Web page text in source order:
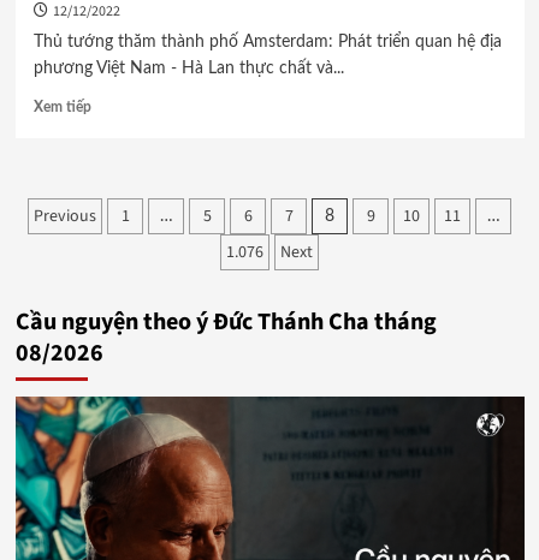
12/12/2022
Thủ tướng thăm thành phố Amsterdam: Phát triển quan hệ địa
phương Việt Nam - Hà Lan thực chất và...
Xem tiếp
Phân
bài
viết
Previous 1 … 5 6 7 8 9 10 11 …
1.076 Next
Cầu nguyện theo ý Đức Thánh Cha tháng
08/2026